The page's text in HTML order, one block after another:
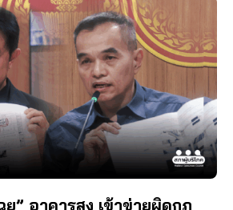
ย” อาคารสูง เข้าข่ายผิดกฏ